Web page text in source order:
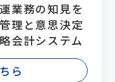
業務の知見を
理と意思決定
会計システム
ら